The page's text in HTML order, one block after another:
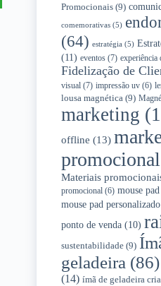
Promocionais(9)
comemorativas(5)
(64) estratégia (5)
(11) eventos(7) experiência
Fidelização de
visual(7) impressão uv(6)
lousa magnética (9)
marketing
offline (13)
promocional
Materiais
promocional (6) mouse pad
mouse pad personalizado
ponto de venda(10)
sustentabilidade(9)
geladeira (86)
(14) ímã de geladeira